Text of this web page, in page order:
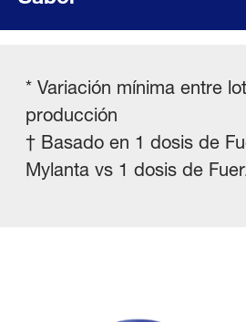
* Variación mínima entre
producción
† Basado en 1 dosis de
Mylanta vs 1 dosis de